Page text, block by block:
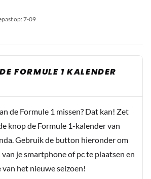
op:7-09
FORMULE 1 KALENDER
de Formule 1 missen? Dat kan! Zet
knop de Formule 1-kalender van
Gebruik de button hieronder om
van je smartphone of pc te plaatsen en
van het nieuwe seizoen!